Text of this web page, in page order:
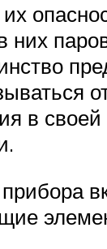
них
в своей